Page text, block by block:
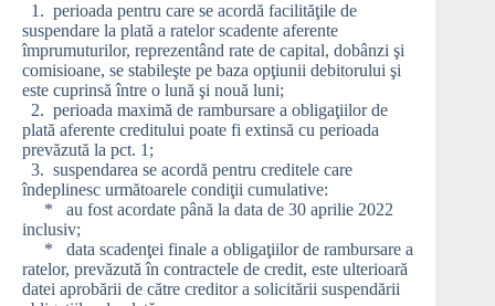
1. perioada pentru care se acordă facilităţile de
suspendare la plată a ratelor scadente aferente
împrumuturilor, reprezentând rate de capital, dobânzi şi
comisioane, se stabileşte pe baza opţiunii debitorului şi
este cuprinsă între o lună şi nouă luni;
2. perioada maximă de rambursare a obligaţiilor de
plată aferente creditului poate fi extinsă cu perioada
prevăzută la pct. 1;
3. suspendarea se acordă pentru creditele care
îndeplinesc următoarele condiţii cumulative:
* au fost acordate până la data de 30 aprilie 2022
inclusiv;
* data scadenţei finale a obligaţiilor de rambursare a
ratelor, prevăzută în contractele de credit, este ulterioară
datei aprobării de către creditor a solicitării suspendării